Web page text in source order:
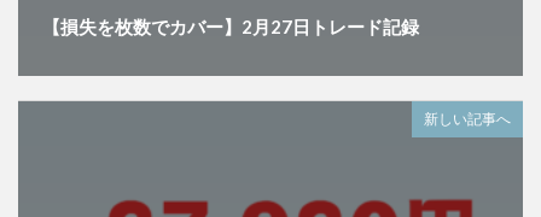
【損失を枚数でカバー】2月27日トレード記録
新しい記事へ